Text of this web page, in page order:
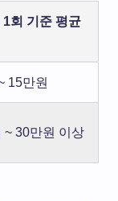
1회 기준 평균
15만원
~ 30만원 이상